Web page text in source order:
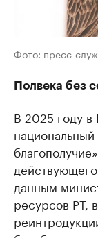
Фото: пресс-
Полвека без
В 2025 году в
данным
ресурсов РТ,